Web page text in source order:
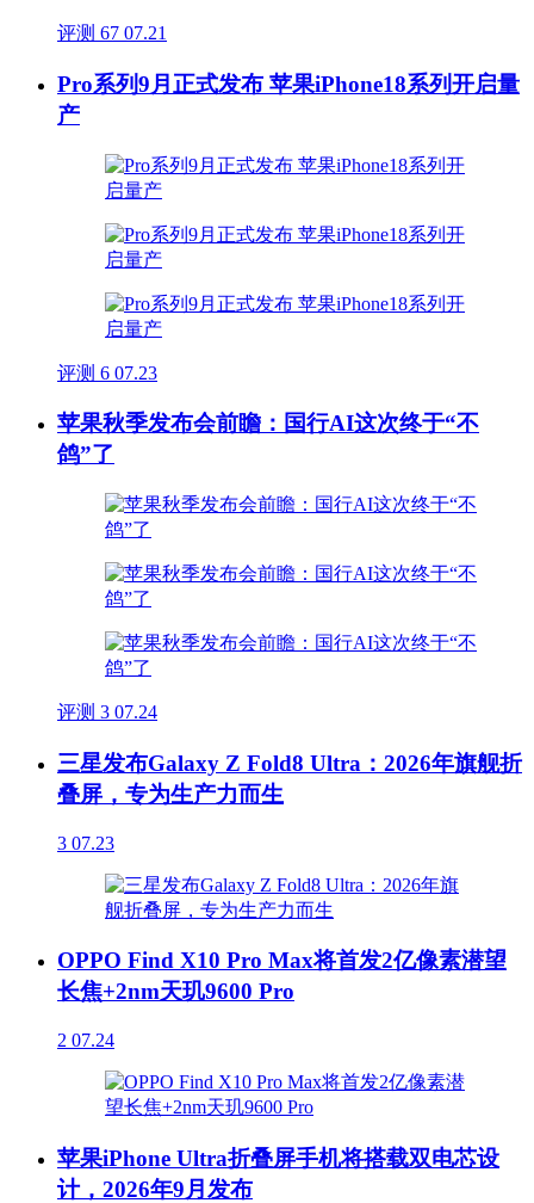
评测 67 07.21
Pro系列9月正式发布 苹果iPhone18系列开启量
产
评测 6 07.23
苹果秋季发布会前瞻：国行AI这次终于“不
鸽”了
评测 3 07.24
三星发布Galaxy Z Fold8 Ultra：2026年旗舰折
叠屏，专为生产力而生
3 07.23
OPPO Find X10 Pro Max将首发2亿像素潜望
长焦+2nm天玑9600 Pro
2 07.24
苹果iPhone Ultra折叠屏手机将搭载双电芯设
计，2026年9月发布